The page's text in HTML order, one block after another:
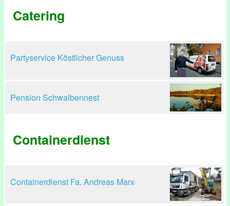
Catering
Partyservice Köstlicher Genuss
Pension Schwalbennest
Containerdienst
Containerdienst Fa. Andreas Marx